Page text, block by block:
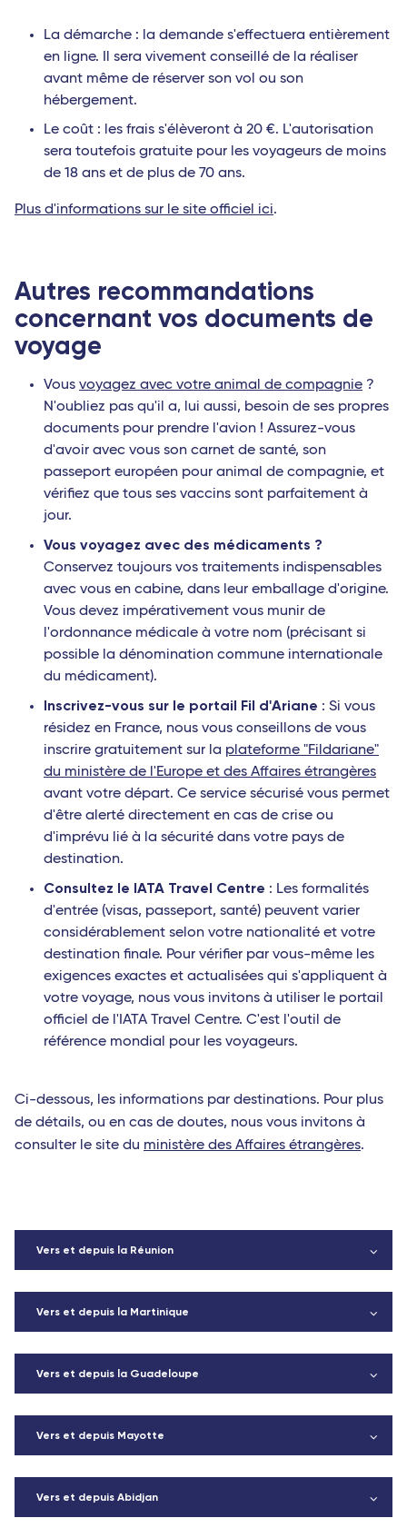
La démarche : la demande s'effectuera entièrement
en ligne. Il sera vivement conseillé de la réaliser
avant même de réserver son vol ou son
hébergement.
Le coût : les frais s'élèveront à 20 €. L'autorisation
sera toutefois gratuite pour les voyageurs de moins
de 18 ans et de plus de 70 ans.
Plus d'informations sur le site officiel ici.
Autres recommandations
concernant vos documents de
voyage
Vous voyagez avec votre animal de compagnie ?
N'oubliez pas qu'il a, lui aussi, besoin de ses propres
documents pour prendre l'avion ! Assurez-vous
d'avoir avec vous son carnet de santé, son
passeport européen pour animal de compagnie, et
vérifiez que tous ses vaccins sont parfaitement à
jour.
Vous voyagez avec des médicaments ?
Conservez toujours vos traitements indispensables
avec vous en cabine, dans leur emballage d'origine.
Vous devez impérativement vous munir de
l'ordonnance médicale à votre nom (précisant si
possible la dénomination commune internationale
du médicament).
Inscrivez-vous sur le portail Fil d'Ariane : Si vous
résidez en France, nous vous conseillons de vous
inscrire gratuitement sur la plateforme "Fildariane"
du ministère de l'Europe et des Affaires étrangères
avant votre départ. Ce service sécurisé vous permet
d'être alerté directement en cas de crise ou
d'imprévu lié à la sécurité dans votre pays de
destination.
Consultez le IATA Travel Centre : Les formalités
d'entrée (visas, passeport, santé) peuvent varier
considérablement selon votre nationalité et votre
destination finale. Pour vérifier par vous-même les
exigences exactes et actualisées qui s'appliquent à
votre voyage, nous vous invitons à utiliser le portail
officiel de l'IATA Travel Centre. C'est l'outil de
référence mondial pour les voyageurs.
Ci-dessous, les informations par destinations. Pour plus
de détails, ou en cas de doutes, nous vous invitons à
consulter le site du ministère des Affaires étrangères.
Vers et depuis la Réunion
Vers et depuis la Martinique
Vers et depuis la Guadeloupe
Vers et depuis Mayotte
Vers et depuis Abidjan